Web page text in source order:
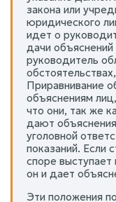
закона или
юридического
идет о
дачи
руководитель
Приравнивание
объяснениям
что они, так же
дают
уголовной
показаний. Если
споре
он и дает
Эти положения